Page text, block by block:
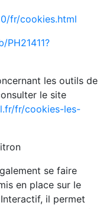
fr/cookies.html
les outils de
le site
fr/cookies-les-
se faire
en place sur le
il permet